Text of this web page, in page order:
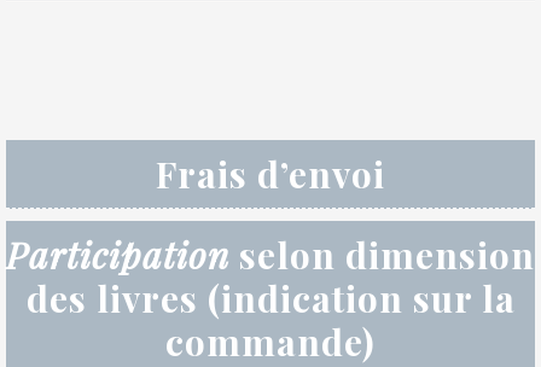
Frais d’envoi
Participation selon dimension
des livres (indication sur la
commande)